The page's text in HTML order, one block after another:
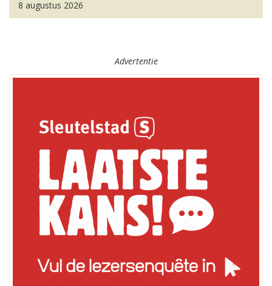
8 augustus 2026
Advertentie